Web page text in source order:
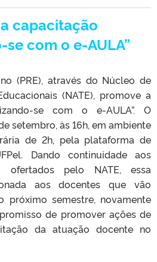
capacitação
com o e-AULA”
(PRE), através do Núcleo de
(NATE), promove a
se com o e-AULA”. O
setembro, às 16h, em ambiente
de 2h, pela plataforma de
Dando continuidade aos
ofertados pelo NATE, essa
aos docentes que vão
próximo semestre, novamente
de promover ações de
da atuação docente no